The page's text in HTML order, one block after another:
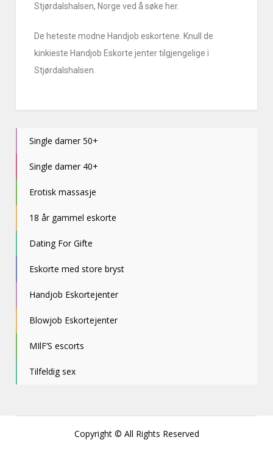
Stjørdalshalsen, Norge ved å søke her.
De heteste modne Handjob eskortene. Knull de
kinkieste Handjob Eskorte jenter tilgjengelige i
Stjørdalshalsen.
Single damer 50+
Single damer 40+
Erotisk massasje
18 år gammel eskorte
Dating For Gifte
Eskorte med store bryst
Handjob Eskortejenter
Blowjob Eskortejenter
MIlF’S escorts
Tilfeldig sex
Copyright © All Rights Reserved